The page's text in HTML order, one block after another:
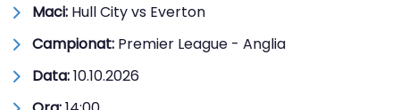
Maci: Hull City vs Everton
Campionat: Premier League - Anglia
Data:10.10.2026